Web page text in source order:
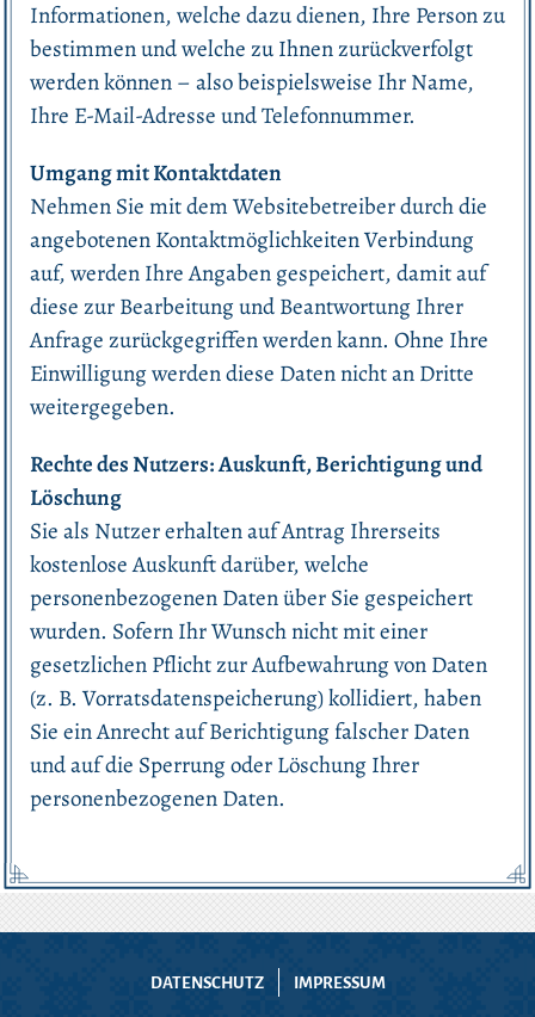
Informationen, welche dazu dienen, Ihre Person zu
bestimmen und welche zu Ihnen zurückverfolgt
werden können – also beispielsweise Ihr Name,
Ihre E-Mail-Adresse und Telefonnummer.
Umgang mit Kontaktdaten
Nehmen Sie mit dem Websitebetreiber durch die
angebotenen Kontaktmöglichkeiten Verbindung
auf, werden Ihre Angaben gespeichert, damit auf
diese zur Bearbeitung und Beantwortung Ihrer
Anfrage zurückgegriffen werden kann. Ohne Ihre
Einwilligung werden diese Daten nicht an Dritte
weitergegeben.
Rechte des Nutzers: Auskunft, Berichtigung und
Löschung
Sie als Nutzer erhalten auf Antrag Ihrerseits
kostenlose Auskunft darüber, welche
personenbezogenen Daten über Sie gespeichert
wurden. Sofern Ihr Wunsch nicht mit einer
gesetzlichen Pflicht zur Aufbewahrung von Daten
(z. B. Vorratsdatenspeicherung) kollidiert, haben
Sie ein Anrecht auf Berichtigung falscher Daten
und auf die Sperrung oder Löschung Ihrer
personenbezogenen Daten.
DATENSCHUTZ IMPRESSUM